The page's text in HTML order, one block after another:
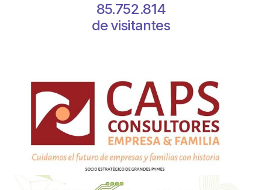
85.752.814
de visitantes